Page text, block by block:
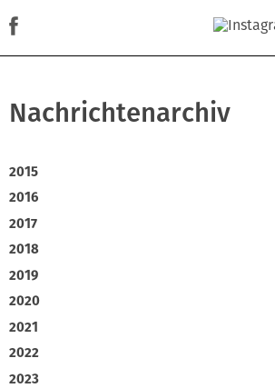
Nachrichtenarchiv
2015
2016
2017
2018
2019
2020
2021
2022
2023